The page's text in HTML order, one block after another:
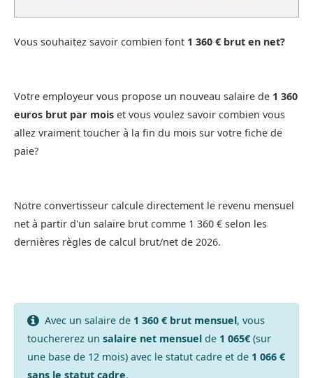
Vous souhaitez savoir combien font 1 360 € brut en net?
Votre employeur vous propose un nouveau salaire de 1 360
euros brut par mois et vous voulez savoir combien vous
allez vraiment toucher à la fin du mois sur votre fiche de
paie?
Notre convertisseur calcule directement le revenu mensuel
net à partir d'un salaire brut comme 1 360 € selon les
dernières règles de calcul brut/net de 2026.
Avec un salaire de 1 360 € brut mensuel, vous
touchererez un salaire net mensuelde 1 065€(sur
une base de 12 mois) avec le statut cadre et de 1 066 €
sans le statut cadre.